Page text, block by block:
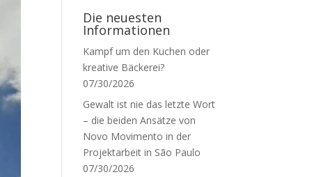
Die neuesten
Informationen
Kampf um den Kuchen oder
kreative Bäckerei?
07/30/2026
Gewalt ist nie das letzte Wort
– die beiden Ansätze von
Novo Movimento in der
Projektarbeit in São Paulo
07/30/2026